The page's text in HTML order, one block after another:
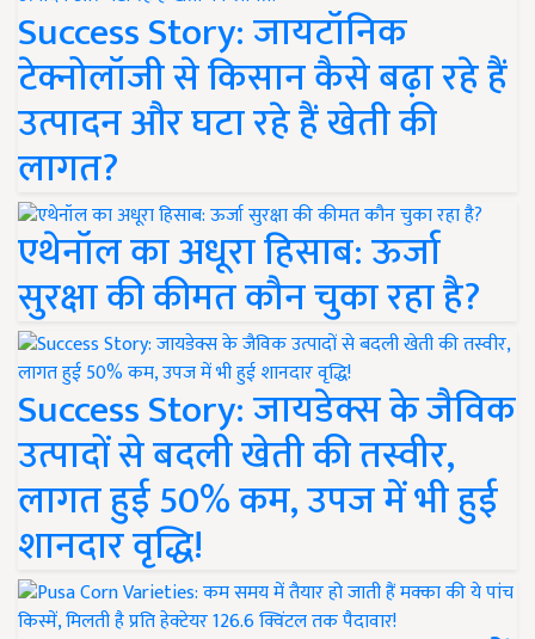
Success Story: जायटॉनिक
टेक्नोलॉजी से किसान कैसे बढ़ा रहे हैं
उत्पादन और घटा रहे हैं खेती की
लागत?
एथेनॉल का अधूरा हिसाब: ऊर्जा
सुरक्षा की कीमत कौन चुका रहा है?
Success Story: जायडेक्स के जैविक
उत्पादों से बदली खेती की तस्वीर,
लागत हुई 50% कम, उपज में भी हुई
शानदार वृद्धि!